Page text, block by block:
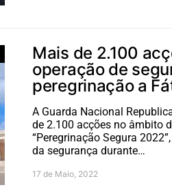
Mais de 2.100
operação de
peregrinação a
A Guarda Nacional
de 2.100 acções no âmbito
“Peregrinação Segura
da segurança durante…
17 de Maio, 2022